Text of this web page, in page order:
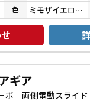
色 ミモザイエローＰＭ×ガンメタ
ギア